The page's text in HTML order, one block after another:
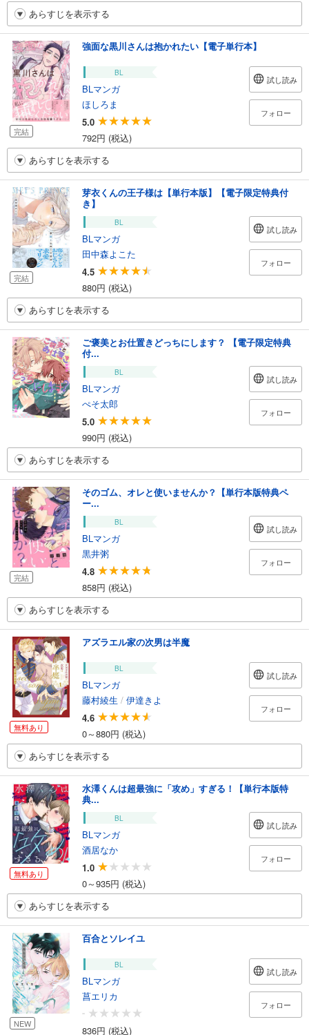
あらすじを表示する
完結
強面な黒川さんは抱かれたい【電子単行本】
BL
BLマンガ
ほしろま
5.0
792円 (税込)
試し読み
フォロー
あらすじを表示する
完結
芽衣くんの王子様は【単行本版】【電子限定特典付
き】
BL
BLマンガ
田中森よこた
4.5
880円 (税込)
試し読み
フォロー
あらすじを表示する
ご褒美とお仕置きどっちにします？ 【電子限定特典
付...
BL
BLマンガ
ぺそ太郎
5.0
990円 (税込)
試し読み
フォロー
あらすじを表示する
完結
そのゴム、オレと使いませんか？【単行本版特典ペ
ー...
BL
BLマンガ
黒井粥
4.8
858円 (税込)
試し読み
フォロー
あらすじを表示する
無料あり
アズラエル家の次男は半魔
BL
BLマンガ
藤村綾生 / 伊達きよ
4.6
0～880円 (税込)
試し読み
フォロー
あらすじを表示する
無料あり
水澤くんは超最強に「攻め」すぎる！【単行本版特
典...
BL
BLマンガ
酒居なか
1.0
0～935円 (税込)
試し読み
フォロー
あらすじを表示する
NEW
百合とソレイユ
BL
BLマンガ
菖エリカ
-
836円 (税込)
試し読み
フォロー